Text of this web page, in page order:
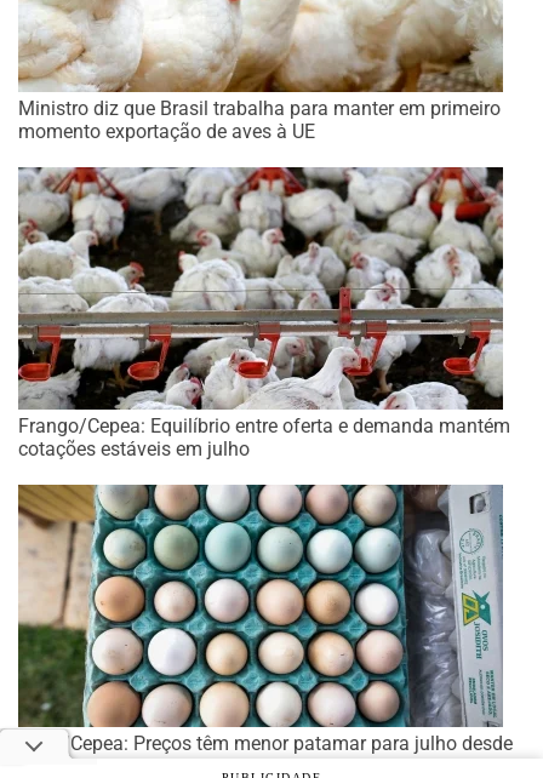
Ministro diz que Brasil trabalha para manter em primeiro
momento exportação de aves à UE
Frango/Cepea: Equilíbrio entre oferta e demanda mantém
cotações estáveis em julho
Ovos/Cepea: Preços têm menor patamar para julho desde